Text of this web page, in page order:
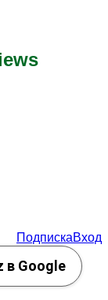
ПодпискаВход
в Google